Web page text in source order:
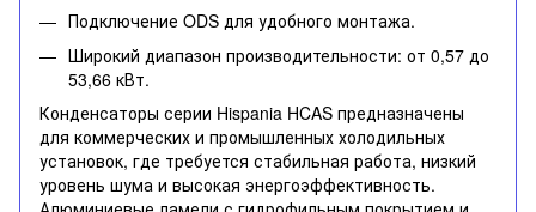
Подключение ODS для удобного монтажа.
Широкий диапазон производительности: от 0,57 до
53,66 кВт.
Конденсаторы серии Hispania HCAS предназначены
для коммерческих и промышленных холодильных
установок, где требуется стабильная работа, низкий
уровень шума и высокая энергоэффективность.